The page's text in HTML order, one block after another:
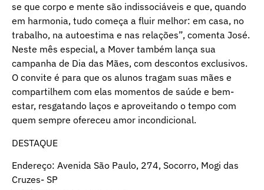
se que corpo e mente são indissociáveis e que, quando
em harmonia, tudo começa a fluir melhor: em casa, no
trabalho, na autoestima e nas relações”, comenta José.
Neste mês especial, a Mover também lança sua
campanha de Dia das Mães, com descontos exclusivos.
O convite é para que os alunos tragam suas mães e
compartilhem com elas momentos de saúde e bem-
estar, resgatando laços e aproveitando o tempo com
quem sempre ofereceu amor incondicional.
DESTAQUE
Endereço: Avenida São Paulo, 274, Socorro, Mogi das
Cruzes- SP